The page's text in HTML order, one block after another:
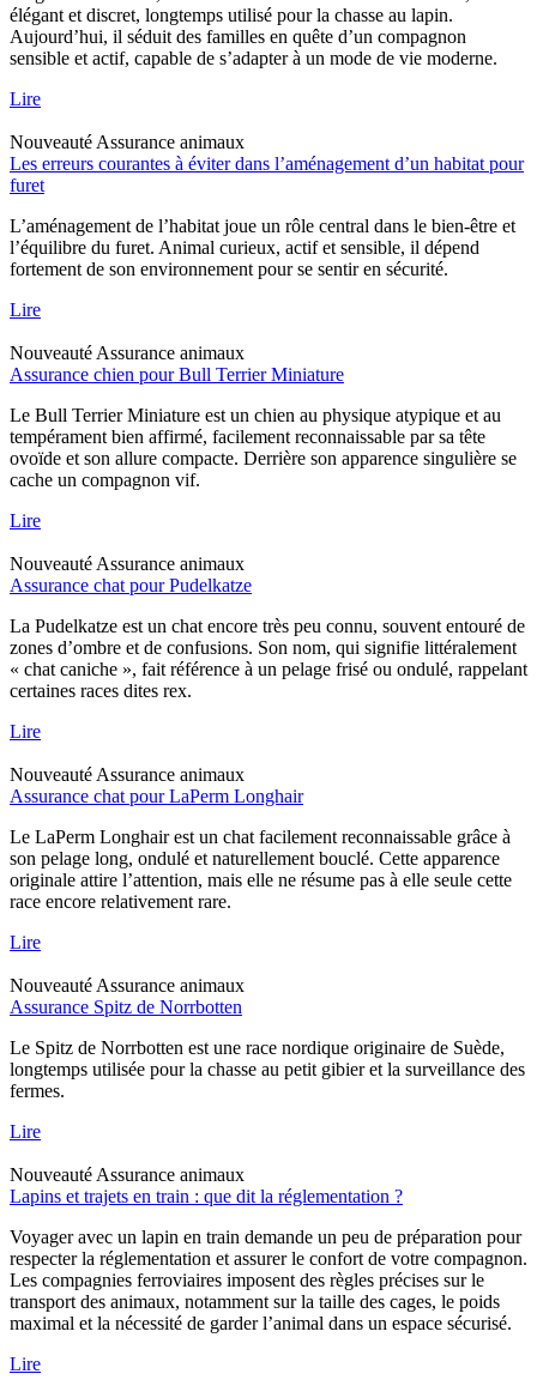
élégant et discret, longtemps utilisé pour la chasse au lapin.
Aujourd’hui, il séduit des familles en quête d’un compagnon
sensible et actif, capable de s’adapter à un mode de vie moderne.
Lire
Nouveauté Assurance animaux
Les erreurs courantes à éviter dans l’aménagement d’un habitat pour
furet
L’aménagement de l’habitat joue un rôle central dans le bien-être et
l’équilibre du furet. Animal curieux, actif et sensible, il dépend
fortement de son environnement pour se sentir en sécurité.
Lire
Nouveauté Assurance animaux
Assurance chien pour Bull Terrier Miniature
Le Bull Terrier Miniature est un chien au physique atypique et au
tempérament bien affirmé, facilement reconnaissable par sa tête
ovoïde et son allure compacte. Derrière son apparence singulière se
cache un compagnon vif.
Lire
Nouveauté Assurance animaux
Assurance chat pour Pudelkatze
La Pudelkatze est un chat encore très peu connu, souvent entouré de
zones d’ombre et de confusions. Son nom, qui signifie littéralement
« chat caniche », fait référence à un pelage frisé ou ondulé, rappelant
certaines races dites rex.
Lire
Nouveauté Assurance animaux
Assurance chat pour LaPerm Longhair
Le LaPerm Longhair est un chat facilement reconnaissable grâce à
son pelage long, ondulé et naturellement bouclé. Cette apparence
originale attire l’attention, mais elle ne résume pas à elle seule cette
race encore relativement rare.
Lire
Nouveauté Assurance animaux
Assurance Spitz de Norrbotten
Le Spitz de Norrbotten est une race nordique originaire de Suède,
longtemps utilisée pour la chasse au petit gibier et la surveillance des
fermes.
Lire
Nouveauté Assurance animaux
Lapins et trajets en train : que dit la réglementation ?
Voyager avec un lapin en train demande un peu de préparation pour
respecter la réglementation et assurer le confort de votre compagnon.
Les compagnies ferroviaires imposent des règles précises sur le
transport des animaux, notamment sur la taille des cages, le poids
maximal et la nécessité de garder l’animal dans un espace sécurisé.
Lire